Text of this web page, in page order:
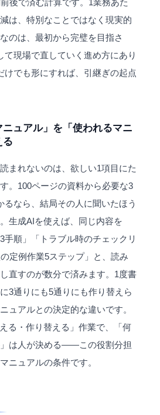
後で済む計算です。1業務あた
は、特別なことではなく現実的
のは、最初から完璧を目指さ
て現場で直していく進め方にあり
けでも形にすれば、引継ぎの起点
ニュアル」を「使われるマニ
る
まれないのは、欲しい1項目にた
。100ページの資料から必要な3
るなら、結局その人に聞いたほう
生成AIを使えば、同じ内容を
手順」「トラブル時のチェックリ
定例作業5ステップ」と、読み
直すのが数分で済みます。1度書
3通りにも5通りにも作り替えら
ュアルとの決定的な違いです。
る・作り替える」作業で、「何
は人が決める——この役割分担
ニュアルの条件です。